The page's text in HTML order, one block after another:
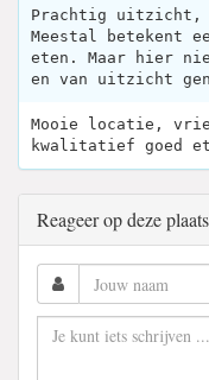
Prachtig uitzicht,
Meestal betekent
eten. Maar hier
en van uitzicht
Mooie locatie,
kwalitatief goed
Reageer op deze plaats